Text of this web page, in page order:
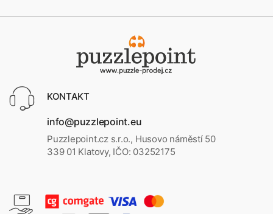
KONTAKT
info@puzzlepoint.eu
Puzzlepoint.cz s.r.o., Husovo náměstí 50
339 01 Klatovy, IČO: 03252175